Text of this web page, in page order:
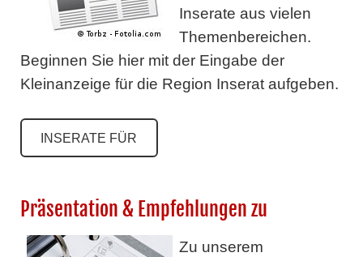
Inserate aus vielen
Themenbereichen.
Beginnen Sie hier mit der Eingabe der
Kleinanzeige für die Region Inserat aufgeben.
INSERATE FÜR
Präsentation & Empfehlungen zu
Zu unserem